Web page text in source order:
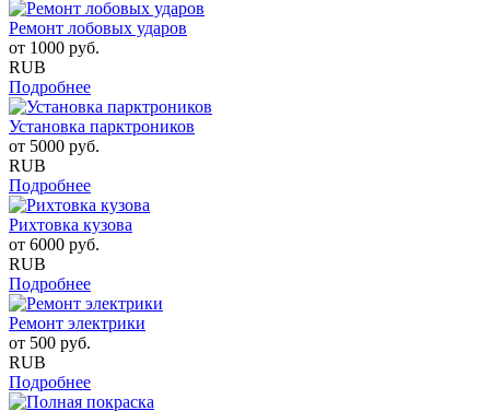
Ремонт лобовых ударов
от 1000 руб.
RUB
Подробнее
Установка парктроников
от 5000 руб.
RUB
Подробнее
Рихтовка кузова
от 6000 руб.
RUB
Подробнее
Ремонт электрики
от 500 руб.
RUB
Подробнее